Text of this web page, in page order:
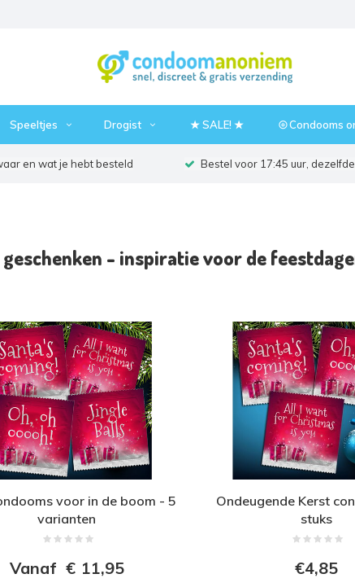
Speeltjes Drogist ★ SALE! ★ ⦾ Condooms
en wat je hebt besteld Bestel voor 17:45 uur,
- inspiratie voor de
voor in de boom - 5
varianten
Vanaf € 11,95
Ondeugende Kerst
stuks
€4,85